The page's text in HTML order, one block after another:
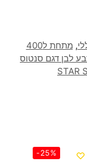
, מתחת ל400
לבן דגם סנטוס
-25%